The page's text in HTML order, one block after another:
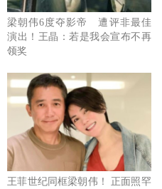
气2》的消息传出后，凭尚气
思慕（Simu Liu ）也在社群
：影片票房差到要拍续集！
！）间接一吐当初所有人都
梁朝伟6度夺影帝 遭评非最佳
演出！王晶：若是我会宣布不再
领奖
王菲世纪同框梁朝伟！ 正面照罕